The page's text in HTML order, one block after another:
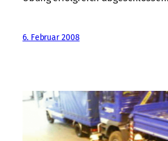
6. Februar 2008